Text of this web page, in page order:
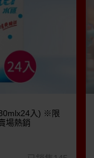
入) ※限
場熱銷